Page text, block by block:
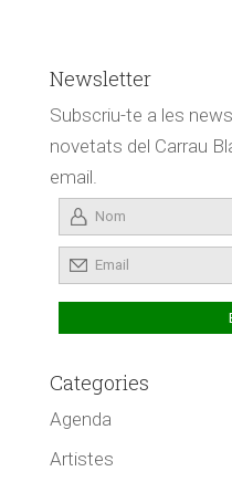
Newsletter
Subscriu-te a les
novetats del Carrau
email.
Categories
Agenda
Artistes